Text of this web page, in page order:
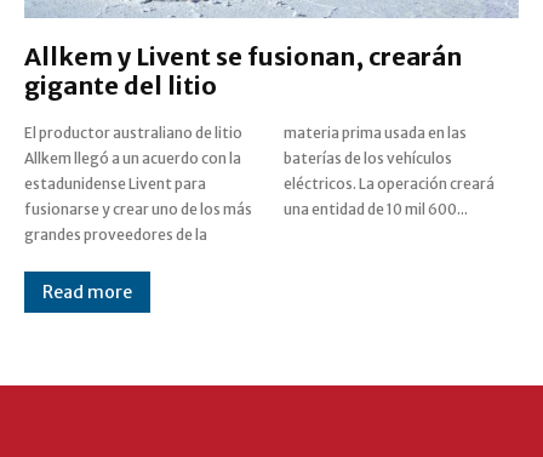
Allkem y Livent se fusionan, crearán
gigante del litio
El productor australiano de litio
Allkem llegó a un acuerdo con la
estadunidense Livent para
fusionarse y crear uno de los más
grandes proveedores de la
materia prima usada en las
baterías de los vehículos
eléctricos. La operación creará
una entidad de 10 mil 600...
Read more